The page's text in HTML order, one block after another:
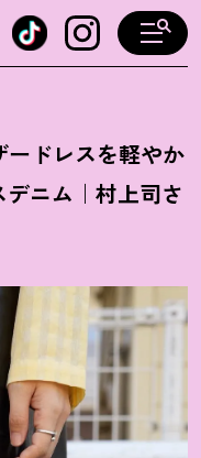
ードレスを軽やか
ニム｜村上司さ